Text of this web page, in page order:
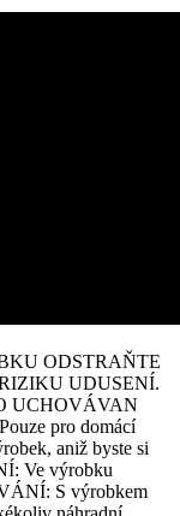
ODSTRAŇTE
UDUSENÍ.
UCHOVÁVAN
pro domácí
aniž byste si
Ve výrobku
S výrobkem